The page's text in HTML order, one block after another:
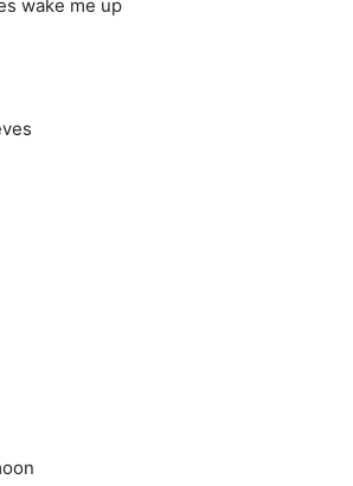
wake me up